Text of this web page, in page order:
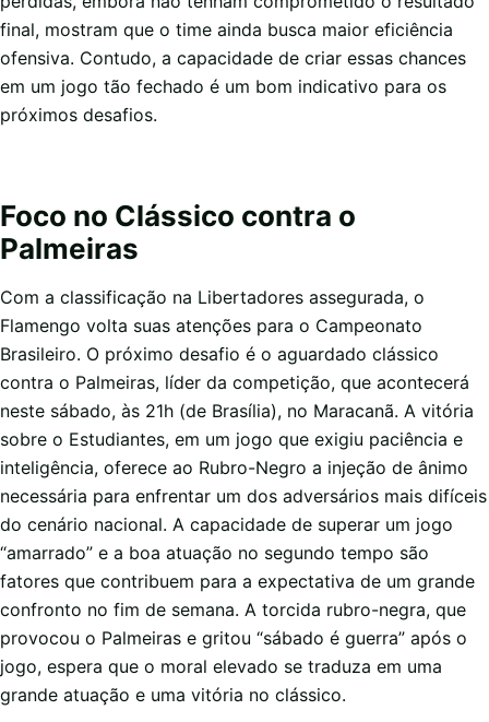
final, mostram que o time ainda busca maior eficiência
ofensiva. Contudo, a capacidade de criar essas chances
em um jogo tão fechado é um bom indicativo para os
próximos desafios.
Foco no Clássico contra o
Palmeiras
Com a classificação na Libertadores assegurada, o
Flamengo volta suas atenções para o Campeonato
Brasileiro. O próximo desafio é o aguardado clássico
contra o Palmeiras, líder da competição, que acontecerá
neste sábado, às 21h (de Brasília), no Maracanã. A vitória
sobre o Estudiantes, em um jogo que exigiu paciência e
inteligência, oferece ao Rubro-Negro a injeção de ânimo
necessária para enfrentar um dos adversários mais difíceis
do cenário nacional. A capacidade de superar um jogo
“amarrado” e a boa atuação no segundo tempo são
fatores que contribuem para a expectativa de um grande
confronto no fim de semana. A torcida rubro-negra, que
provocou o Palmeiras e gritou “sábado é guerra” após o
jogo, espera que o moral elevado se traduza em uma
grande atuação e uma vitória no clássico.